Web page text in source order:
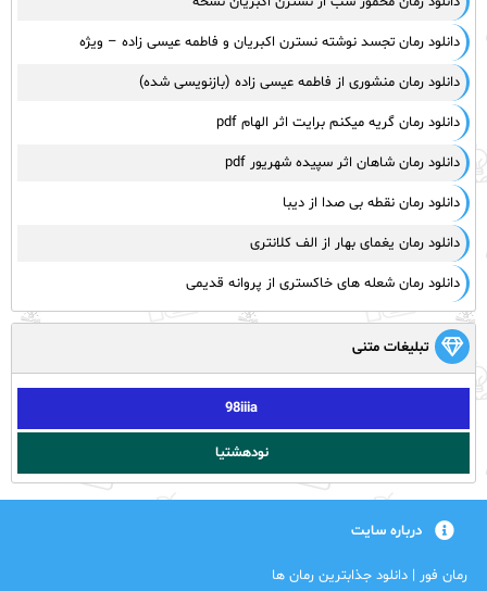
دانلود رمان تجسد نوشته نسترن اکبریان و فاطمه عیسی زاده – ویژه
دانلود رمان منشوری از فاطمه عیسی زاده (بازنویسی شده)
دانلود رمان گریه میکنم برایت اثر الهام pdf
دانلود رمان شاهان اثر سپیده شهریور pdf
دانلود رمان نقطه بی صدا از دیبا
دانلود رمان یغمای بهار از الف کلانتری
دانلود رمان شعله های خاکستری از پروانه قدیمی
تبلیغات متنی
98iiia
نودهشتیا
درباره سایت
رمان فور | دانلود جذابترین رمان ها